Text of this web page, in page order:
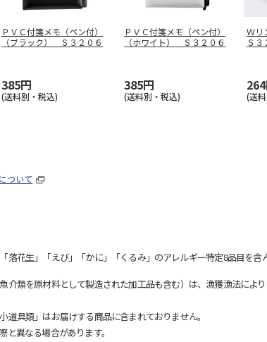
ＰＶＣ付箋メモ（ペン付）
（ブラック） Ｓ３２０６
385円
(送料別・税込)
ＰＶＣ付箋メモ（ペン付）
（ホワイト） Ｓ３２０６
385円
(送料別・税込)
Ｗリ
Ｓ３
(送
ついて
落花生」「えび」「かに」「くるみ」のアレルギー特定8品目を含
類を原材料として製造された加工品も含む）は、漁獲漁法によ
具類」はお届けする商品に含まれておりません。
異なる場合があります。